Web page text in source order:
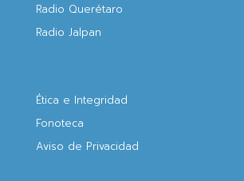
Radio Querétaro
Radio Jalpan
Ética e Integridad
Fonoteca
Aviso de Privacidad